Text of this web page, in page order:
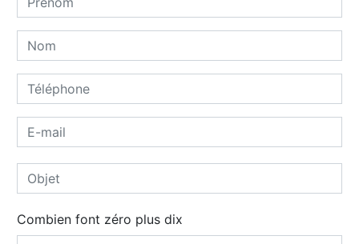
Combien font zéro plus dix